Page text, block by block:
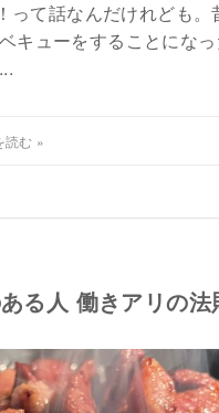
って話なんだけれども。
キューをすることにな
る人 働きアリの法